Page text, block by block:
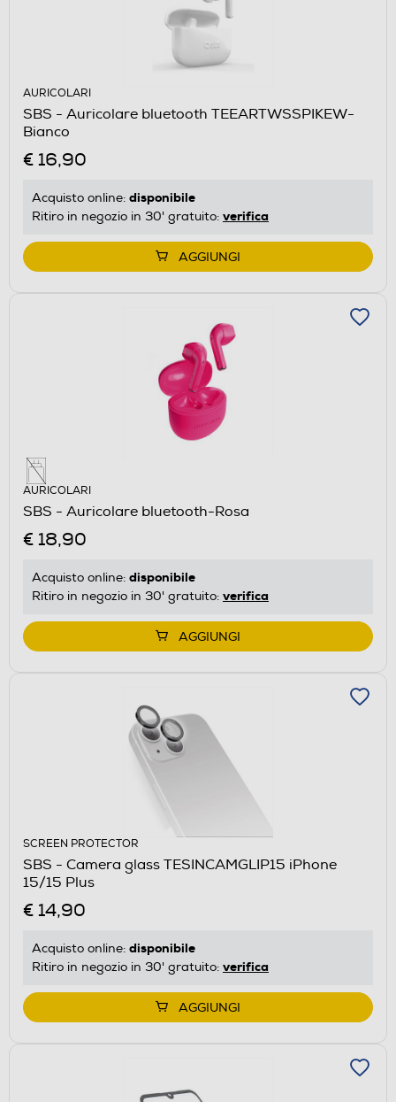
AURICOLARI
SBS - Auricolare bluetooth TEEARTWSSPIKEW-
Bianco
€ 16,90
Acquisto online: disponibile
Ritiro in negozio in 30' gratuito: verifica
AGGIUNGI
AURICOLARI
SBS - Auricolare bluetooth-Rosa
€ 18,90
Acquisto online: disponibile
Ritiro in negozio in 30' gratuito: verifica
AGGIUNGI
SCREEN PROTECTOR
SBS - Camera glass TESINCAMGLIP15 iPhone
15/15 Plus
€ 14,90
Acquisto online: disponibile
Ritiro in negozio in 30' gratuito: verifica
AGGIUNGI